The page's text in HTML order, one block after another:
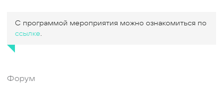
С программой мероприятия можно ознакомиться по
ссылке.
Форум